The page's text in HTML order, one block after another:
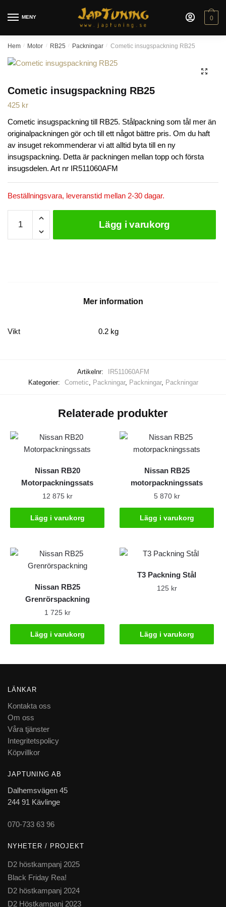
MENY 0
Hem / Motor / RB25 / Packningar / Cometic insugspackning RB25
🔍
Cometic insugspackning RB25
425 kr
Cometic insugspackning till RB25. Stålpackning som tål mer än
originalpackningen gör och till ett något bättre pris. Om du haft
av insuget rekommenderar vi att alltid byta till en ny
insugspackning. Detta är packningen mellan topp och första
insugsdelen. Art nr IR511060AFM
Beställningsvara, leveranstid mellan 2-30 dagar.
insugspackning
RB25
Lägg i varukorg
Mer information
Vikt 0.2 kg
Artikelnr:
IR511060AFM
Kategorier:
Cometic Packningar, Packningar, Packningar
Relaterade produkter
Nissan RB20
Motorpackningssats
12 875 kr
Lägg i varukorg
Nissan RB25
motorpackningssats
5 870 kr
Lägg i varukorg
Nissan RB25
Grenrörspackning
1 725 kr
Lägg i varukorg
T3 Packning Stål
125 kr
Lägg i varukorg
LÄNKAR
Kontakta oss
Om oss
Våra tjänster
Integritetspolicy
Köpvillkor
JAPTUNING AB
Dalhemsvägen 45
244 91 Kävlinge
070-733 63 96
NYHETER / PROJEKT
D2 höstkampanj 2025
Black Friday Rea!
D2 höstkampanj 2024
D2 Höstkampanj 2023